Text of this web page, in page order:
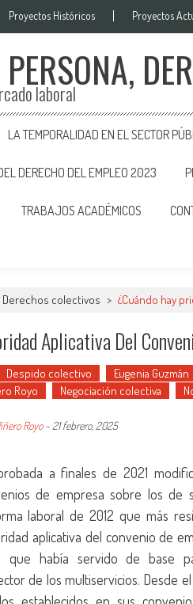
Proyectos Históricos Proyectos
laboral
LA TEMPORALIDAD EN EL SECTOR
DERECHO DEL EMPLEO 2023
TRABAJOS ACADÉMICOS
Derechos colectivos > ¿Cuándo hay
Aplicativa Del
Despido colectivo Eugenia Guzmán
Royo
Negociación colectiva
Royo- 21 febrero, 2025
a finales de 2021
de empresa sobre los de
laboral de 2012 que más
aplicativa del convenio de
que había servido de base
de los multiservicios. Desde